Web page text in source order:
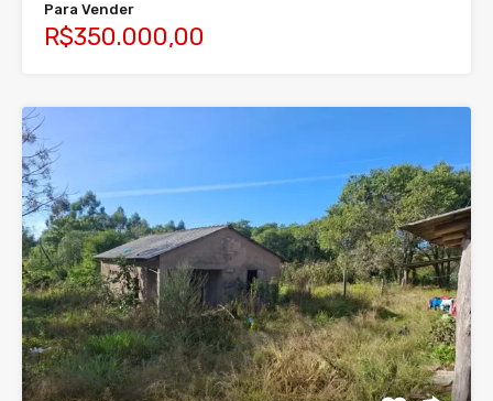
Para Vender
R$350.000,00